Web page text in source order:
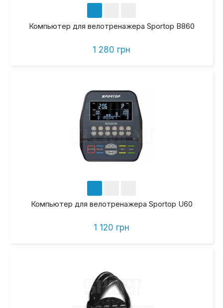
Компьютер для велотренажера Sportop B860
1 280 грн
Компьютер для велотренажера Sportop U60
1 120 грн